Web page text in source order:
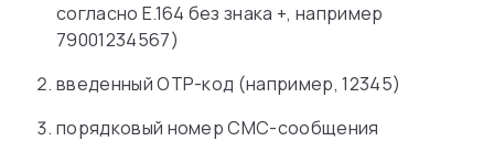
согласно E.164 без знака +, например
79001234567)
введенный OTP-код (например, 12345)
порядковый номер СМС-сообщения